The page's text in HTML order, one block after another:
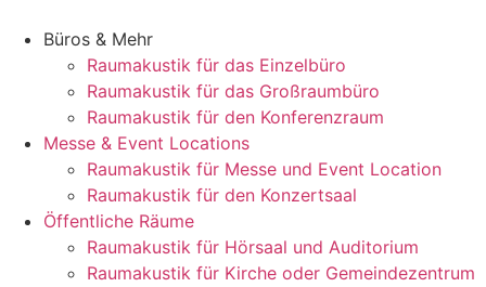
Inhalt
wechseln
Büros & Mehr
Raumakustik für das Einzelbüro
Raumakustik für das Großraumbüro
Raumakustik für den Konferenzraum
Messe & Event Locations
Raumakustik für Messe und Event Location
Raumakustik für den Konzertsaal
Öffentliche Räume
Raumakustik für Hörsaal und Auditorium
Raumakustik für Kirche oder Gemeindezentrum